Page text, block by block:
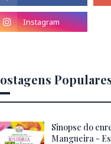
Sinopse do
Mangueira -